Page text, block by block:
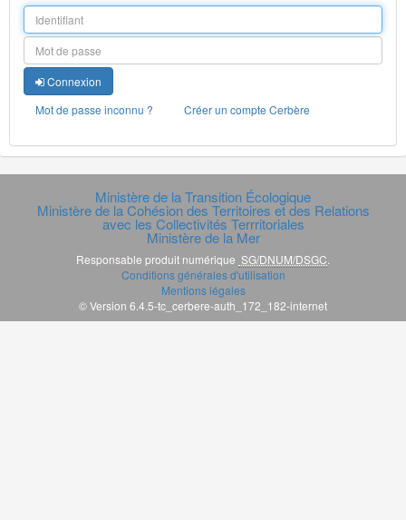
Connexion
Mot de passe inconnu ?
Créer un compte Cerbère
Ministère de la Transition Écologique
Ministère de la Cohésion des Territoires et des Relations
avec les Collectivités Terrritoriales
Ministère de la Mer
Responsable produit numérique SG/DNUM/DSGC.
Conditions générales d'utilisation
Mentions légales
© Version 6.4.5-tc_cerbere-auth_172_182-internet